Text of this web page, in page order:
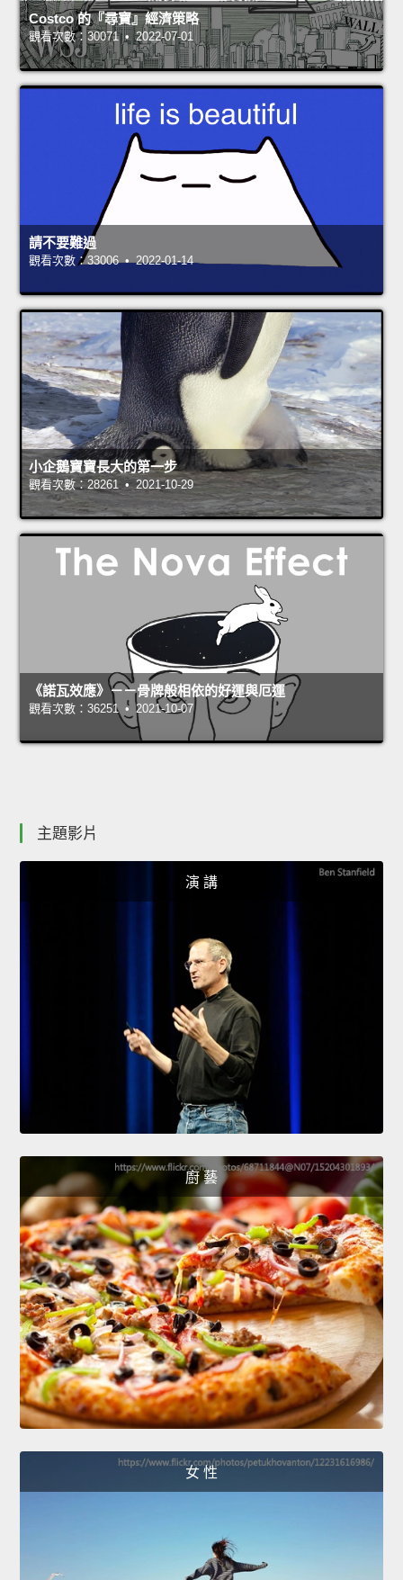
Costco 的『尋寶』經濟策略
觀看次數：30071 • 2022-07-01
請不要難過
觀看次數：33006 • 2022-01-14
小企鵝寶寶長大的第一步
觀看次數：28261 • 2021-10-29
《諾瓦效應》－－骨牌般相依的好運與厄運
觀看次數：36251 • 2021-10-07
主題影片
演 講
廚 藝
女 性